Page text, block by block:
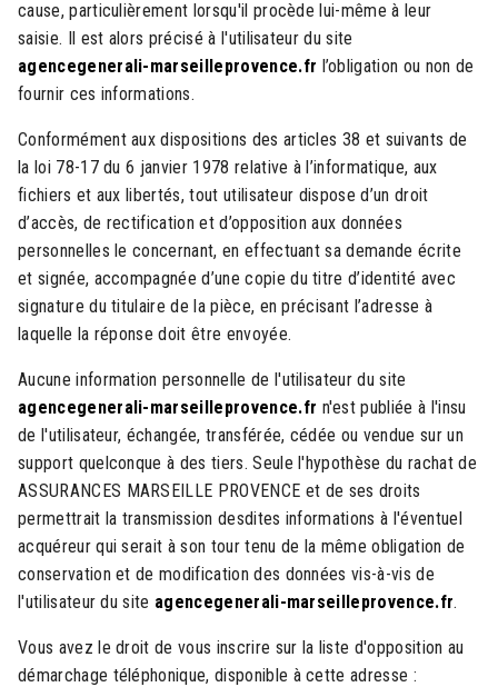
cause, particulièrement lorsqu'il procède lui-même à leur
saisie. Il est alors précisé à l'utilisateur du site
agencegenerali-marseilleprovence.fr l’obligation ou non de
fournir ces informations.
Conformément aux dispositions des articles 38 et suivants de
la loi 78-17 du 6 janvier 1978 relative à l’informatique, aux
fichiers et aux libertés, tout utilisateur dispose d’un droit
d’accès, de rectification et d’opposition aux données
personnelles le concernant, en effectuant sa demande écrite
et signée, accompagnée d’une copie du titre d’identité avec
signature du titulaire de la pièce, en précisant l’adresse à
laquelle la réponse doit être envoyée.
Aucune information personnelle de l'utilisateur du site
agencegenerali-marseilleprovence.fr n'est publiée à l'insu
de l'utilisateur, échangée, transférée, cédée ou vendue sur un
support quelconque à des tiers. Seule l'hypothèse du rachat de
ASSURANCES MARSEILLE PROVENCE et de ses droits
permettrait la transmission desdites informations à l'éventuel
acquéreur qui serait à son tour tenu de la même obligation de
conservation et de modification des données vis-à-vis de
l'utilisateur du site agencegenerali-marseilleprovence.fr.
Vous avez le droit de vous inscrire sur la liste d'opposition au
démarchage téléphonique, disponible à cette adresse :